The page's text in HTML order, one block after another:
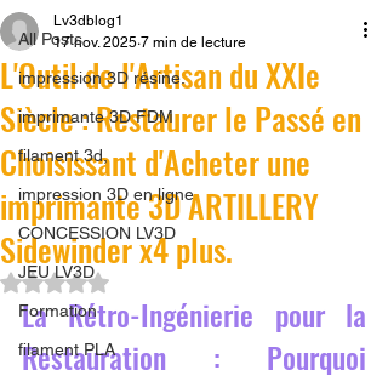
All Posts
impression 3D résine.
imprimante 3D FDM
filament 3d,
impression 3D en ligne
CONCESSION LV3D
JEU LV3D
Formation
filament PLA
L'Outil de l'Artisan du XXIe
Siècle : Restaurer le Passé en
Choisissant d'Acheter une
imprimante 3D ARTILLERY
Sidewinder x4 plus.
Lv3dblog1
17 nov. 2025 7 min de lecture
Noté NaN étoiles sur 5.
La Rétro-Ingénierie pour la